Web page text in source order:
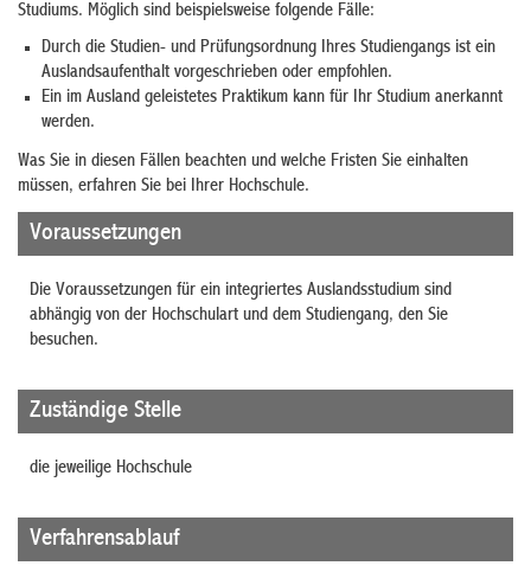
Studiums. Möglich sind beispielsweise folgende Fälle:
Durch die Studien- und Prüfungsordnung Ihres Studiengangs ist ein
Auslandsaufenthalt vorgeschrieben oder empfohlen.
Ein im Ausland geleistetes Praktikum kann für Ihr Studium anerkannt
werden.
Was Sie in diesen Fällen beachten und welche Fristen Sie einhalten
müssen, erfahren Sie bei Ihrer Hochschule.
Voraussetzungen
Die Voraussetzungen für ein integriertes Auslandsstudium sind
abhängig von der Hochschulart und dem Studiengang, den Sie
besuchen.
Zuständige Stelle
die jeweilige Hochschule
Verfahrensablauf